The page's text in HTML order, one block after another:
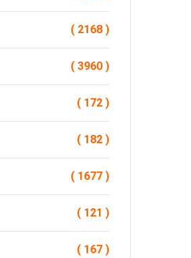
( 2168 )
( 3960 )
( 172 )
( 182 )
( 1677 )
( 121 )
( 167 )